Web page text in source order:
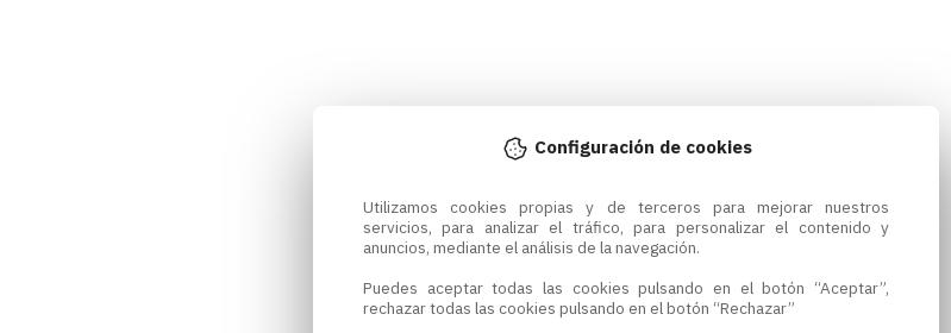
Configuración de cookies
Utilizamos cookies propias y de terceros para mejorar nuestros
servicios, para analizar el tráfico, para personalizar el contenido y
anuncios, mediante el análisis de la navegación.
Puedes aceptar todas las cookies pulsando en el botón “Aceptar”,
rechazar todas las cookies pulsando en el botón “Rechazar”